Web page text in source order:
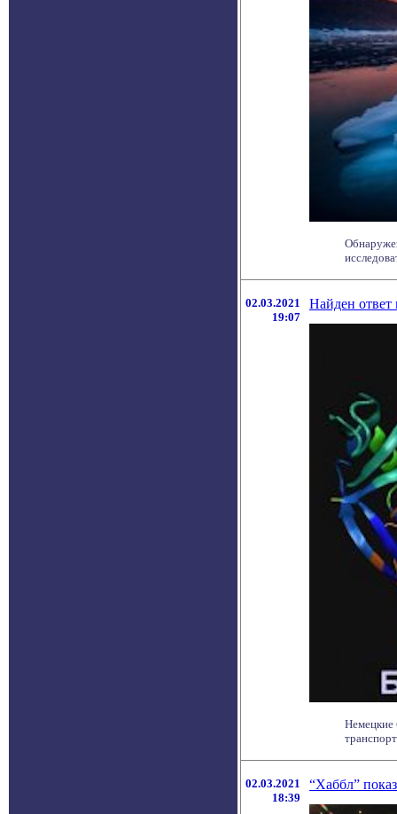
02.03.2021
19:07
Найден
Немецкие
02.03.2021
18:39
“Хаббл”